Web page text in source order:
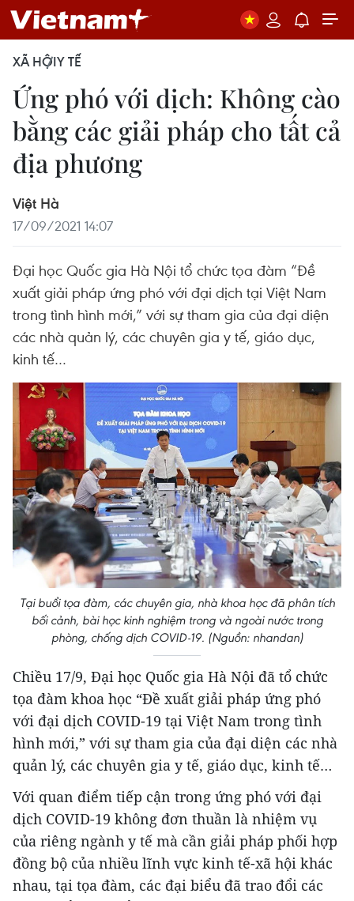
XÃ HỘIY TẾ
Ứng phó với dịch: Không cào
bằng các giải pháp cho tất cả
địa phương
Việt Hà
17/09/2021 14:07
Đại học Quốc gia Hà Nội tổ chức tọa đàm “Đề
xuất giải pháp ứng phó với đại dịch tại Việt Nam
trong tình hình mới,” với sự tham gia của đại diện
các nhà quản lý, các chuyên gia y tế, giáo dục,
kinh tế…
Tại buổi tọa đàm, các chuyên gia, nhà khoa học đã phân tích
bối cảnh, bài học kinh nghiệm trong và ngoài nước trong
phòng, chống dịch COVID-19. (Nguồn: nhandan)
Chiều 17/9, Đại học Quốc gia Hà Nội đã tổ chức
tọa đàm khoa học “Đề xuất giải pháp ứng phó
với đại dịch COVID-19 tại Việt Nam trong tình
hình mới,” với sự tham gia của đại diện các nhà
quản lý, các chuyên gia y tế, giáo dục, kinh tế…
Với quan điểm tiếp cận trong ứng phó với đại
dịch COVID-19 không đơn thuần là nhiệm vụ
của riêng ngành y tế mà cần giải pháp phối hợp
đồng bộ của nhiều lĩnh vực kinh tế-xã hội khác
nhau, tại tọa đàm, các đại biểu đã trao đổi các